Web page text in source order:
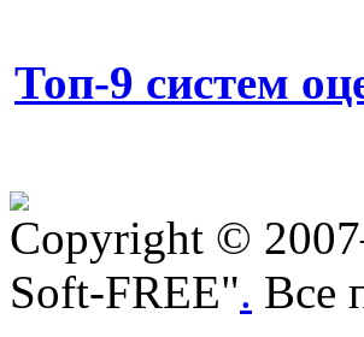
Топ-9 систем
Copyright ©
Soft-FREE". Все